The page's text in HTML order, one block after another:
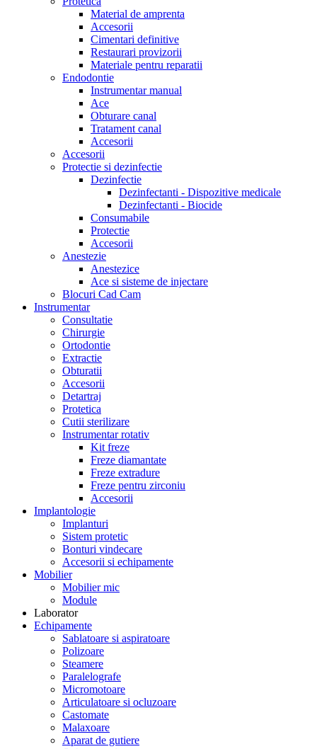
Material de amprenta
Accesorii
Cimentari definitive
Restaurari provizorii
Materiale pentru reparatii
Endodontie
Instrumentar manual
Ace
Obturare canal
Tratament canal
Accesorii
Accesorii
Protectie si dezinfectie
Dezinfectie
Dezinfectanti - Dispozitive medicale
Dezinfectanti - Biocide
Consumabile
Protectie
Accesorii
Anestezie
Anestezice
Ace si sisteme de injectare
Blocuri Cad Cam
Instrumentar
Consultatie
Chirurgie
Ortodontie
Extractie
Obturatii
Accesorii
Detartraj
Protetica
Cutii sterilizare
Instrumentar rotativ
Kit freze
Freze diamantate
Freze extradure
Freze pentru zirconiu
Accesorii
Implantologie
Implanturi
Sistem protetic
Bonturi vindecare
Accesorii si echipamente
Mobilier
Mobilier mic
Module
Laborator
Echipamente
Sablatoare si aspiratoare
Polizoare
Steamere
Paralelografe
Micromotoare
Articulatoare si ocluzoare
Castomate
Malaxoare
Aparat de gutiere